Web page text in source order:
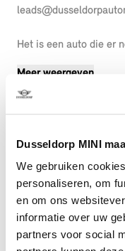
Dusseldorp MINI
We gebruiken
personaliseren, om
en om ons
informatie over uw
partners voor social
Het is een auto die er
prestaties en zorgt
sportstoelen geven
samengebracht in het
panoramadak. U wordt
inch lichtmetalen
knipperlichten, in
achterlichten.
Meer weergeven